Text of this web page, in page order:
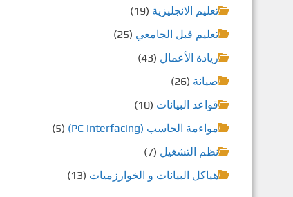
تعليم الانجليزية (19)
تعليم قبل الجامعي (25)
ريادة الأعمال (43)
صيانة (26)
قواعد البيانات (10)
مواءمة الحاسب (PC Interfacing)
(5)
نظم التشغيل (7)
هياكل البيانات و الخوارزميات (13)